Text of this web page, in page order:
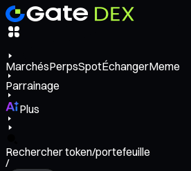
MarchésPerpsSpotÉchangerMeme
Parrainage
Plus
Rechercher token/portefeuille
/